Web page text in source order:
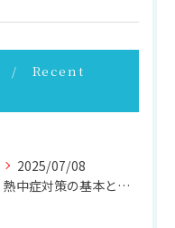
Recent
2025/07/08
熱中症対策の基本と現場で実践できる効果的な方法